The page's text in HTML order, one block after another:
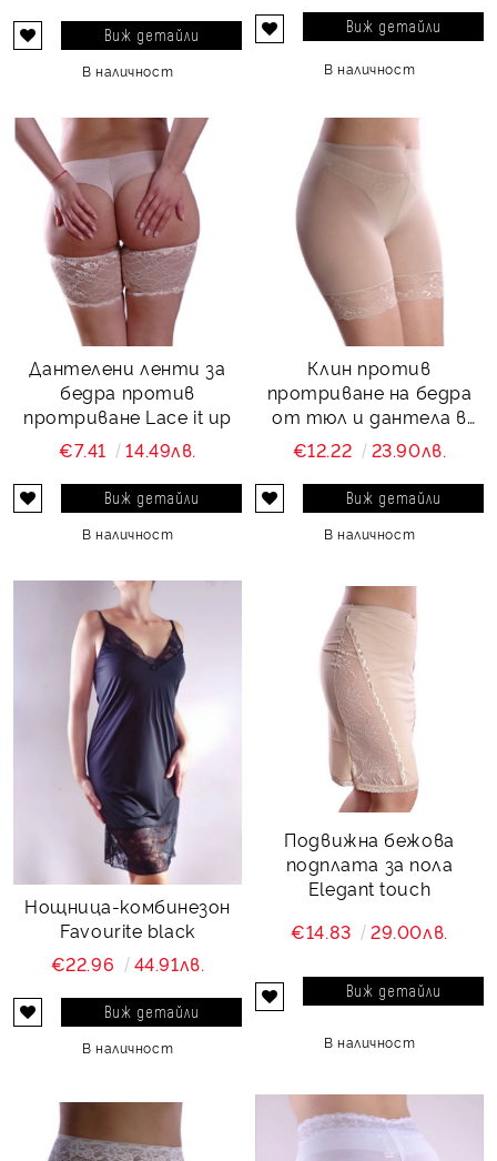
Виж детайли
В наличност
Виж детайли
В наличност
Дантелени ленти за
бедра против
протриване Lace it up
€7.41
14.49лв.
Виж детайли
В наличност
Клин против
протриване на бедра
от тюл и дантела в
телесен цвят New look
€12.22 23.90лв.
Виж детайли
В наличност
Нощница-комбинезон
Favourite black
€22.96
44.91лв.
Виж детайли
В наличност
Подвижна бежова
подплата за пола
Elegant touch
€14.83
29.00лв.
Виж детайли
В наличност